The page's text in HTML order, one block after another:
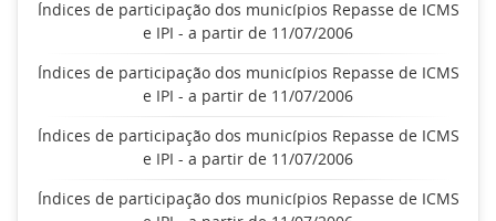
Índices de participação dos municípios Repasse de ICMS
e IPI - a partir de 11/07/2006
Índices de participação dos municípios Repasse de ICMS
e IPI - a partir de 11/07/2006
Índices de participação dos municípios Repasse de ICMS
e IPI - a partir de 11/07/2006
Índices de participação dos municípios Repasse de ICMS